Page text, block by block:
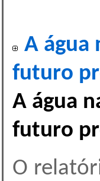
A água
futuro
A água
futuro
O